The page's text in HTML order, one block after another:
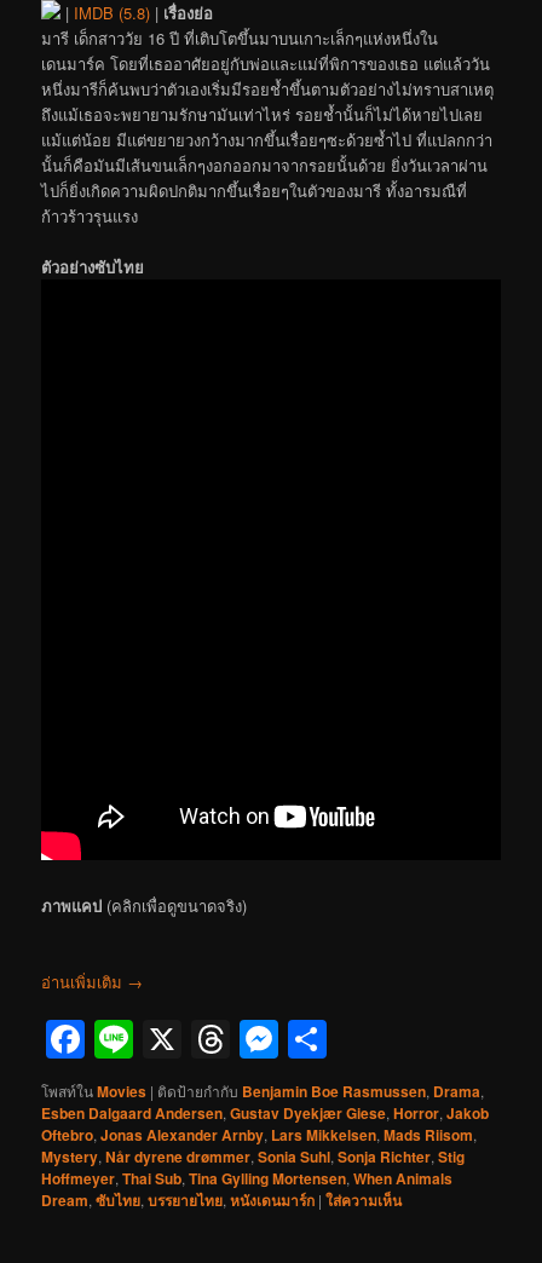
| IMDB (5.8) | เรื่องย่อ
มารี เด็กสาววัย 16 ปี ที่เติบโตขึ้นมาบนเกาะเล็กๆแห่งหนึ่งใน
เดนมาร์ค โดยที่เธออาศัยอยู่กับพ่อและแม่ที่พิการของเธอ แต่แล้ววัน
หนึ่งมารีก็ค้นพบว่าตัวเองเริ่มมีรอยช้ำขึ้นตามตัวอย่างไม่ทราบสาเหตุ
ถึงแม้เธอจะพยายามรักษามันเท่าไหร่ รอยช้ำนั้นก็ไม่ได้หายไปเลย
แม้แต่น้อย มีแต่ขยายวงกว้างมากขึ้นเรื่อยๆซะด้วยซ้ำไป ที่แปลกกว่า
นั้นก็คือมันมีเส้นขนเล็กๆงอกออกมาจากรอยนั้นด้วย ยิ่งวันเวลาผ่าน
ไปก็ยิ่งเกิดความผิดปกติมากขึ้นเรื่อยๆในตัวของมารี ทั้งอารมณืที่
ก้าวร้าวรุนแรง
ตัวอย่างซับไทย
ภาพแคป (คลิกเพื่อดูขนาดจริง)
อ่านเพิ่มเติม →
Facebook
Line
X Threads
Messenger
โพสท์ในMovies | ติดป้ายกำกับ Benjamin Boe Rasmussen, Drama,
Esben Dalgaard Andersen,Gustav Dyekjær Giese,Horror,Jakob
Oftebro,Jonas Alexander Arnby, Lars Mikkelsen,Mads Riisom,
Mystery,Når dyrene drømmer,Sonia Suhl,Sonja Richter,Stig
Hoffmeyer,Thai Sub,Tina Gylling Mortensen,When Animals
Dream,ซับไทย,บรรยายไทย,หนังเดนมาร์ก |ใส่ความเห็น